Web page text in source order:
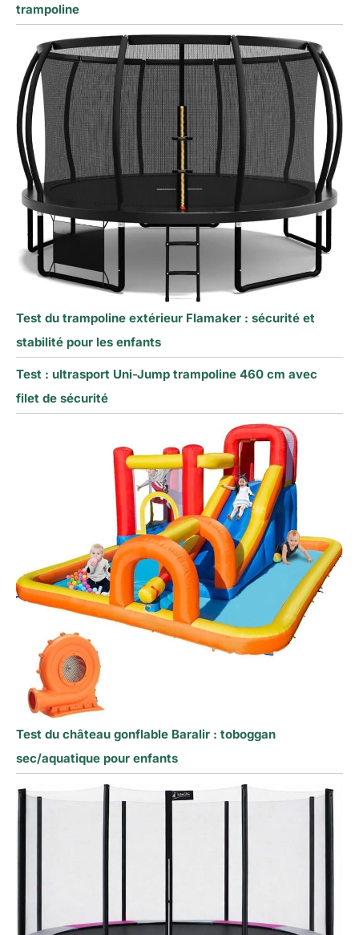
trampoline
Test du trampoline extérieur Flamaker : sécurité et
stabilité pour les enfants
Test : ultrasport Uni-Jump trampoline 460 cm avec
filet de sécurité
Test du château gonflable Baralir : toboggan
sec/aquatique pour enfants